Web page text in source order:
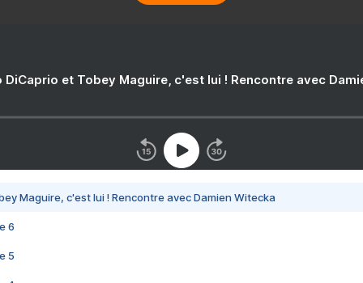
DiCaprio et Tobey Maguire, c'est lui ! Rencontre avec
Maguire, c'est lui ! Rencontre avec Damien Witecka
6
5